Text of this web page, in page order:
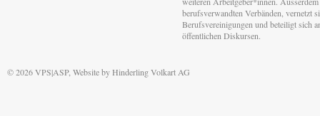
berufsverwandten Verbänden, vernetzt
Berufsvereinigungen und beteiligt sich
öffentlichen Diskursen.
© 2026 VPS|ASP, Website byHinderling Volkart AG